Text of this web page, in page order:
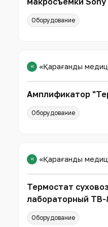
d,4х,3200 ISO,2
Оборудование
«
Амплификатор
Оборудование
«
Термостат
лабораторный ТВ-
Оборудование